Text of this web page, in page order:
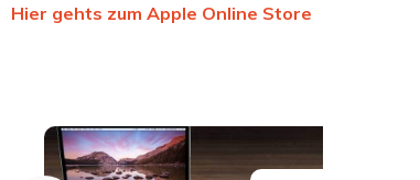
Hier gehts zum Apple Online Store